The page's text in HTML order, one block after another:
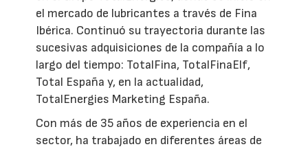
el mercado de lubricantes a través de Fina
Ibérica. Continuó su trayectoria durante las
sucesivas adquisiciones de la compañía a lo
largo del tiempo: TotalFina, TotalFinaElf,
Total España y, en la actualidad,
TotalEnergies Marketing España.
Con más de 35 años de experiencia en el
sector, ha trabajado en diferentes áreas de